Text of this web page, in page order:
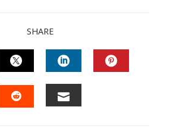
SHARE
TWITTERLINKEDIN